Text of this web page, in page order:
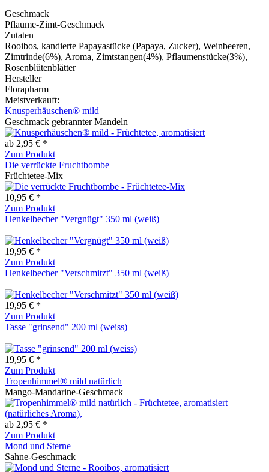
Geschmack
Pflaume-Zimt-Geschmack
Zutaten
Rooibos, kandierte Papayastücke (Papaya, Zucker), Weinbeeren,
Zimtrinde(6%), Aroma, Zimtstangen(4%), Pflaumenstücke(3%),
Rosenblütenblätter
Hersteller
Florapharm
Meistverkauft:
Knusperhäuschen® mild
Geschmack gebrannter Mandeln
ab 2,95 € *
Zum Produkt
Die verrückte Fruchtbombe
Früchtetee-Mix
10,95 € *
Zum Produkt
Henkelbecher "Vergnügt" 350 ml (weiß)
19,95 € *
Zum Produkt
Henkelbecher "Verschmitzt" 350 ml (weiß)
19,95 € *
Zum Produkt
Tasse "grinsend" 200 ml (weiss)
19,95 € *
Zum Produkt
Tropenhimmel® mild natürlich
Mango-Mandarine-Geschmack
ab 2,95 € *
Zum Produkt
Mond und Sterne
Sahne-Geschmack